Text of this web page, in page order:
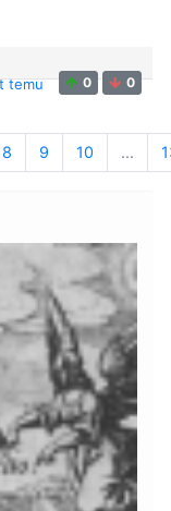
temu 0 0
8 9 10 ...